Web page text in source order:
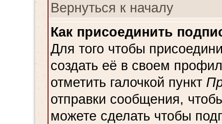
Вернуться к началу
Как присоединить
Для того чтобы
создать её в своем
отметить галочкой пункт
отправки сообщения,
можете сделать чтобы